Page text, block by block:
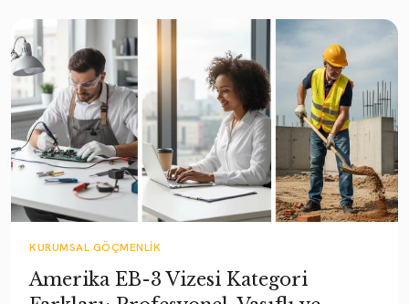
KURUMSAL GÖÇMENLIK
Amerika EB-3 Vizesi Kategori